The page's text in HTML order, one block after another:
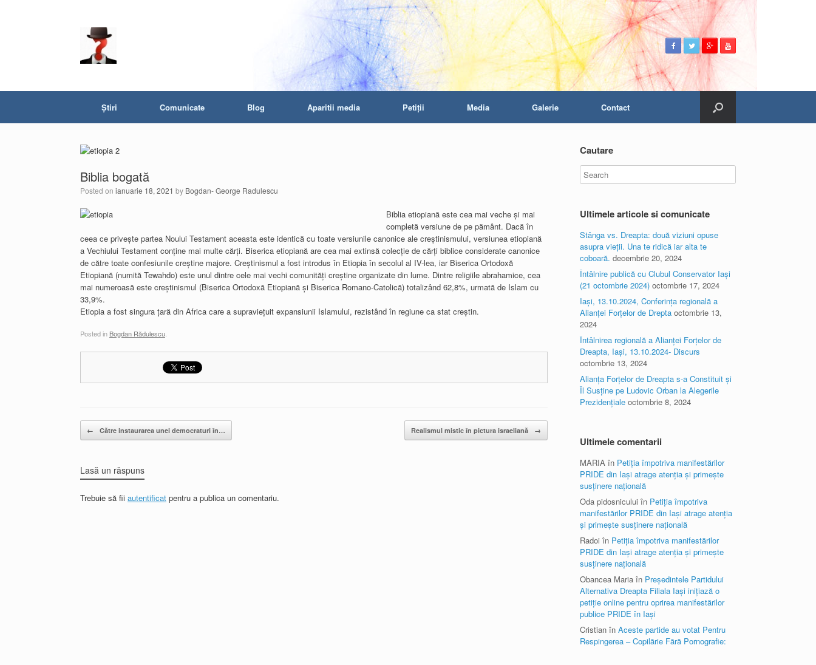
Știri Comunicate Blog Aparitii media Petiţii Media Galerie Contact
Biblia bogată
Posted on ianuarie 18, 2021 by Bogdan- George Radulescu
Biblia etiopiană este cea mai veche și mai
completă versiune de pe pământ. Dacă în
ceea ce privește partea Noului Testament aceasta este identică cu toate versiunile canonice ale creștinismului, versiunea etiopiană
a Vechiului Testament conține mai multe cărți. Biserica etiopiană are cea mai extinsă colecție de cărți biblice considerate canonice
de către toate confesiunile creștine majore. Creștinismul a fost introdus în Etiopia în secolul al IV-lea, iar Biserica Ortodoxă
Etiopiană (numită Tewahdo) este unul dintre cele mai vechi comunități creștine organizate din lume. Dintre religiile abrahamice, cea
mai numeroasă este creștinismul (Biserica Ortodoxă Etiopiană și Biserica Romano-Catolică) totalizând 62,8%, urmată de Islam cu
33,9%.
Etiopia a fost singura țară din Africa care a supraviețuit expansiunii Islamului, rezistând în regiune ca stat creștin.
Posted in Bogdan Rădulescu
Post navigation
← Către instaurarea unei democraturi în… Realismul mistic în pictura israeliană →
Lasă un răspuns
Trebuie să fii autentificat pentru a publica un comentariu.
Cautare
Ultimele articole si comunicate
Stânga vs. Dreapta: două viziuni opuse
asupra vieții. Una te ridică iar alta te
coboară. decembrie 20, 2024
Întâlnire publică cu Clubul Conservator Iași
(21 octombrie 2024) octombrie 17, 2024
Iași, 13.10.2024, Conferința regională a
Alianței Forțelor de Drepta octombrie 13,
2024
Întâlnirea regională a Alianței Forțelor de
Dreapta, Iași, 13.10.2024- Discurs
octombrie 13, 2024
Alianța Forțelor de Dreapta s-a Constituit și
Îl Susține pe Ludovic Orban la Alegerile
Prezidențiale octombrie 8, 2024
Ultimele comentarii
MARIA în Petiția împotriva manifestărilor
PRIDE din Iași atrage atenția și primește
susținere națională
Oda pidosnicului în Petiția împotriva
manifestărilor PRIDE din Iași atrage atenția
și primește susținere națională
Radoi în Petiția împotriva manifestărilor
PRIDE din Iași atrage atenția și primește
susținere națională
Obancea Maria în Președintele Partidului
Alternativa Dreapta Filiala Iași inițiază o
petiție online pentru oprirea manifestărilor
publice PRIDE în Iași
Cristian înAceste partide au votat Pentru
Respingerea – Copilărie Fără Pornografie: